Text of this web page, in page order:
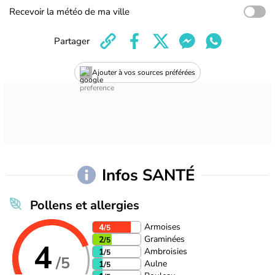
Recevoir la météo de ma ville
Ajouter à vos sources préférées
Partager
Infos SANTÉ
Pollens et allergies
4/5
4/5
Armoises
2/5
Graminées
1/5
Ambroisies
1/5
Aulne